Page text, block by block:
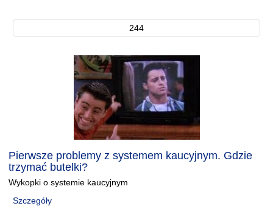
244
Pierwsze problemy z systemem kaucyjnym. Gdzie
trzymać butelki?
Wykopki o systemie kaucyjnym
Szczegóły